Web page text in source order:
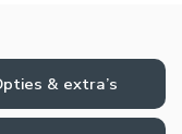
& extra’s